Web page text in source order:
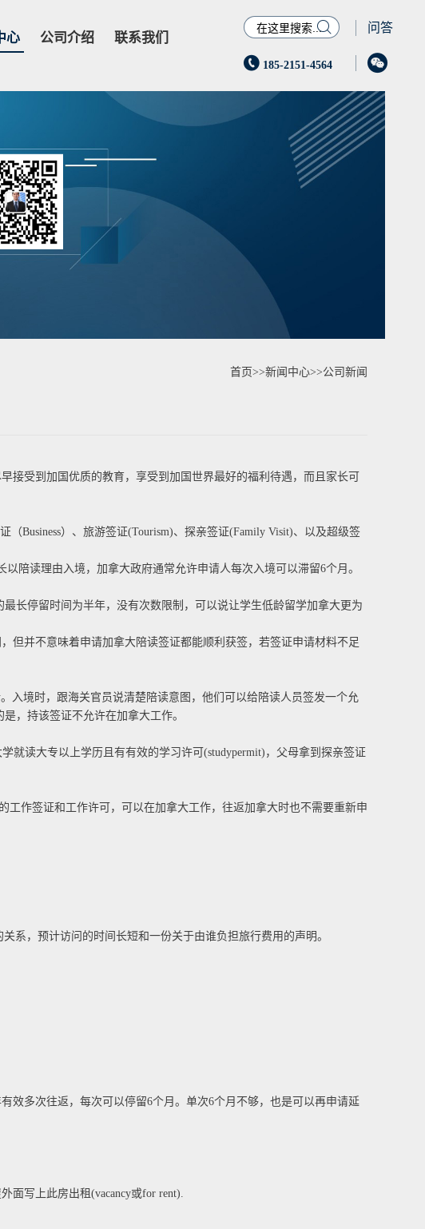
心 公司介绍 联系我们
 问答
 185-2151-4564 
首页>>新闻中心>>公司新闻
受到加国优质的教育，享受到加国世界最好的福利待遇，而且家长可
Business）、旅游签证(Tourism)、探亲签证(Family Visit)、以及超级签
读理由入境，加拿大政府通常允许申请人每次入境可以滞留6个月。
长停留时间为半年，没有次数限制，可以说让学生低龄留学加拿大更为
并不意味着申请加拿大陪读签证都能顺利获签，若签证申请材料不足
境时，跟海关官员说清楚陪读意图，他们可以给陪读人员签发一个允
，持该签证不允许在加拿大工作。
读大专以上学历且有有效的学习许可(studypermit)，父母拿到探亲签证
作签证和工作许可，可以在加拿大工作，往返加拿大时也不需要重新申
，预计访问的时间长短和一份关于由谁负担旅行费用的声明。
多次往返，每次可以停留6个月。单次6个月不够，也是可以再申请延
写上此房出租(vacancy或for rent).